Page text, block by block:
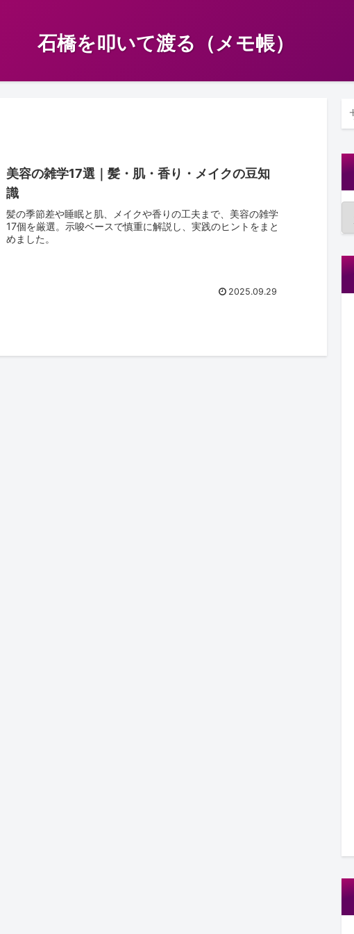
石橋を叩いて渡る（メモ帳）
美容の雑学17選｜髪・肌・香り・メイクの豆知
識
髪の季節差や睡眠と肌、メイクや香りの工夫まで、美容の雑学
17個を厳選。示唆ベースで慎重に解説し、実践のヒントをまと
めました。
2025.09.29